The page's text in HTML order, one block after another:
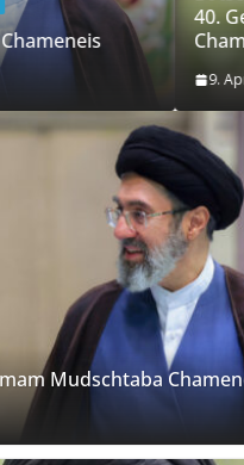
des Martyriums
Mudschtaba